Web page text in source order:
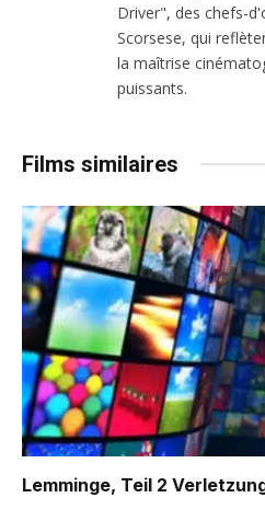
Driver", des chefs-
Scorsese, qui
la maîtrise
puissants.
Films similaires
Lemminge, Teil 2